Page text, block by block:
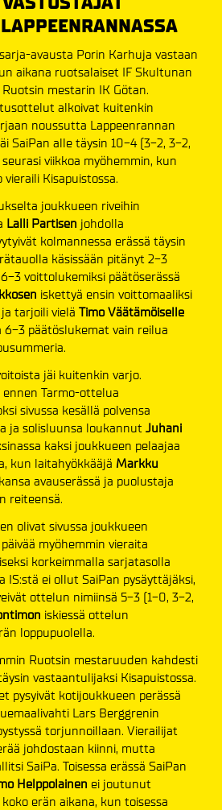
avausta Porin Karhuja vastaan
aikana ruotsalaiset IF Skultunan
mestarin IK Götan.
alkoivat kuitenkin
noussutta Lappeenrannan
SaiPan alle täysin 10-4 (3-2, 3-2,
viikkoa myöhemmin, kun
Kisapuistossa.
joukkueen riveihin
Lalli Partisen johdolla
kolmannessa erässä täysin
käsissään pitänyt 2-3
3 voittolukemiksi päätöserässä
iskettyä ensin voittomaaliksi
tarjoili vielä Timo Väätämöiselle
6-3 päätöslukemat vain reilua
jäi kuitenkin varjo.
Tarmo-ottelua
sivussa kesällä polvensa
ja solisluunsa loukannut Juhani
kaksi joukkueen pelaajaa
kun laitahyökkääjä Markku
avauserässä ja puolustaja
reiteensä.
olivat sivussa joukkueen
myöhemmin vieraita
korkeimmalla sarjatasolla
IS:stä ei ollut SaiPan pysäyttäjäksi,
ottelun nimiinsä 5-3 (1-0, 3-2,
iskiessä ottelun
loppupuolella.
Ruotsin mestaruuden kahdesti
vastaantulijaksi Kisapuistossa.
pysyivät kotijoukkueen perässä
Lars Berggrenin
torjunnoillaan. Vierailijat
johdostaan kiinni, mutta
SaiPa. Toisessa erässä SaiPan
Helppolainen ei joutunut
erän aikana, kun toisessa